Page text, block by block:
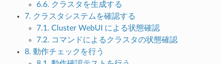
6.6. クラスタを生成する
7. クラスタシステムを確認する
7.1. Cluster WebUI による状態確認
7.2. コマンドによるクラスタの状態確認
8. 動作チェックを行う